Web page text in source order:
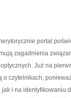
portal
zagadnienia
Już na
o czytelnikach,
i na identyfikowaniu